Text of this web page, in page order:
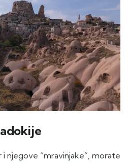
i njegove “mravinjake”, morate